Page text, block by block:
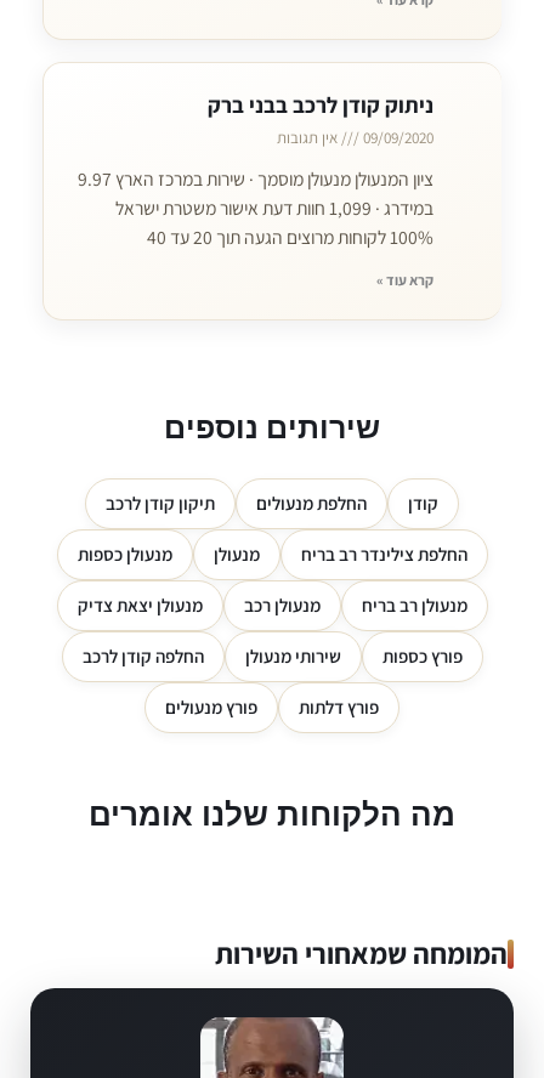
ניתוק קודן לרכב בבני ברק
09/09/2020 אין תגובות
ציון המנעולן מנעולן מוסמך · שירות במרכז הארץ 9.97
במידרג · 1,099 חוות דעת אישור משטרת ישראל
100% לקוחות מרוצים הגעה תוך 20 עד 40
קרא עוד »
שירותים נוספים
קודן החלפת מנעולים תיקון קודן לרכב
החלפת צילינדר רב בריח מנעולן מנעולן כספות
מנעולן רב בריח מנעולן רכב מנעולן יצאת צדיק
פורץ כספות שירותי מנעולן החלפה קודן לרכב
פורץ דלתות פורץ מנעולים
מה הלקוחות שלנו אומרים
המומחה שמאחורי השירות